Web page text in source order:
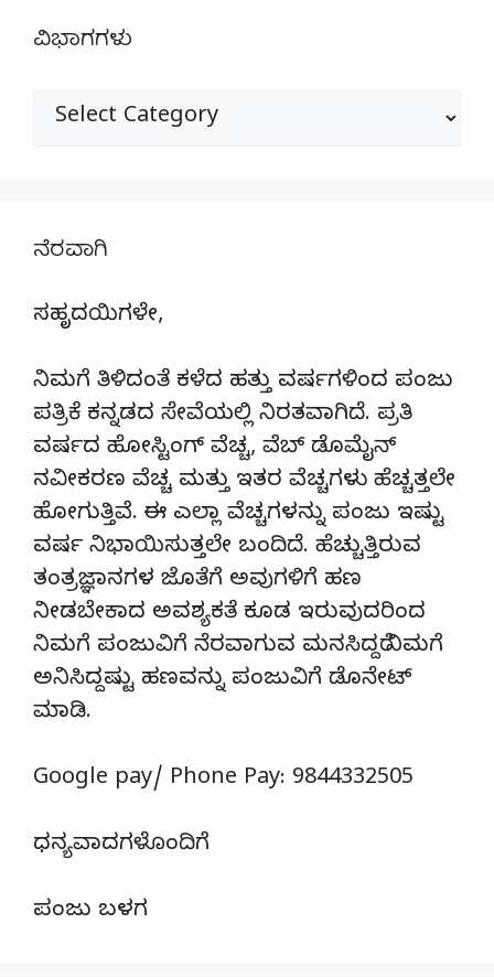
ವಿಭಾಗಗಳು
ವಿಭಾಗಗಳು
ನೆರವಾಗಿ
ಸಹೃದಯಿಗಳೇ,
ನಿಮಗೆ ತಿಳಿದಂತೆ ಕಳೆದ ಹತ್ತು ವರ್ಷಗಳಿಂದ ಪಂಜು
ಪತ್ರಿಕೆ ಕನ್ನಡದ ಸೇವೆಯಲ್ಲಿ ನಿರತವಾಗಿದೆ. ಪ್ರತಿ
ವರ್ಷದ ಹೋಸ್ಟಿಂಗ್‌ ವೆಚ್ಚ, ವೆಬ್‌ ಡೊಮೈನ್‌
ನವೀಕರಣ ವೆಚ್ಚ ಮತ್ತು ಇತರ ವೆಚ್ಚಗಳು ಹೆಚ್ಚತ್ತಲೇ
ಹೋಗುತ್ತಿವೆ. ಈ ಎಲ್ಲಾ ವೆಚ್ಚಗಳನ್ನು ಪಂಜು ಇಷ್ಟು
ವರ್ಷ ನಿಭಾಯಿಸುತ್ತಲೇ ಬಂದಿದೆ. ಹೆಚ್ಚುತ್ತಿರುವ
ತಂತ್ರಜ್ಞಾನಗಳ ಜೊತೆಗೆ ಅವುಗಳಿಗೆ ಹಣ
ನೀಡಬೇಕಾದ ಅವಶ್ಯಕತೆ ಕೂಡ ಇರುವುದರಿಂದ
ನಿಮಗೆ ಪಂಜುವಿಗೆ ನೆರವಾಗುವ ಮನಸಿದ್ದರೆ ನಿಮಗೆ
ಅನಿಸಿದ್ದಷ್ಟು ಹಣವನ್ನು ಪಂಜುವಿಗೆ ಡೊನೇಟ್‌
ಮಾಡಿ.
Google pay/ Phone Pay: 9844332505
ಧನ್ಯವಾದಗಳೊಂದಿಗೆ
ಪಂಜು ಬಳಗ